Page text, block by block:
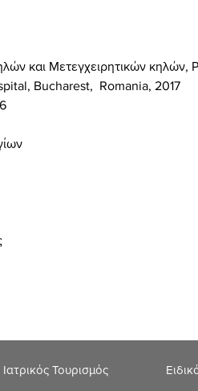
και Μετεγχειρητικών κηλών,
Bucharest, Romania, 2017
Ιατρικός Τουρισμός